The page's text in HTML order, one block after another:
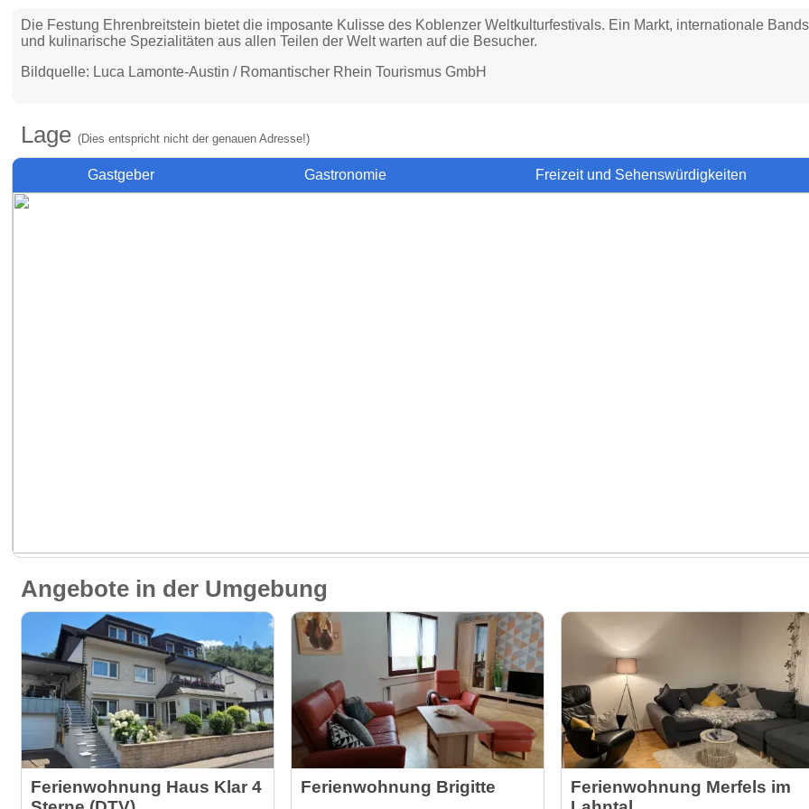
Die Festung Ehrenbreitstein bietet die imposante Kulisse des Koblenzer Weltkulturfestivals. Ein Markt, internationale Bands
und kulinarische Spezialitäten aus allen Teilen der Welt warten auf die Besucher.
Bildquelle: Luca Lamonte-Austin / Romantischer Rhein Tourismus GmbH
Lage(Dies entspricht nicht der genauen Adresse!)
Gastgeber Gastronomie Freizeit und Sehenswürdigkeiten
Angebote in der Umgebung
Ferienwohnung Haus Klar 4
Ferienwohnung Brigitte
Ferienwohnung Merfels im